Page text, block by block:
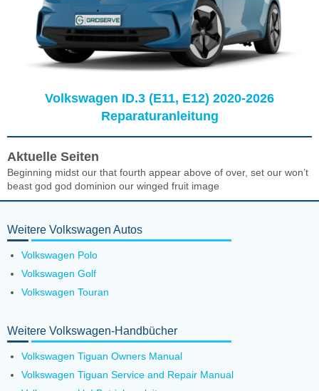
Volkswagen ID.3 (E11, E12) 2020-2026
Reparaturanleitung
Aktuelle Seiten
Beginning midst our that fourth appear above of over, set our won’t
beast god god dominion our winged fruit image
Weitere Volkswagen Autos
Volkswagen Polo
Volkswagen Golf
Volkswagen Touran
Weitere Volkswagen-Handbücher
Volkswagen Tiguan Owners Manual
Volkswagen Tiguan Service and Repair Manual